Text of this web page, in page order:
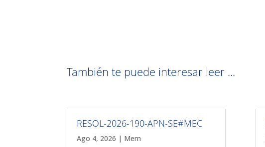
También te puede interesar leer ...
RESOL-2026-190-APN-SE#MEC
Ago 4, 2026 | Mem